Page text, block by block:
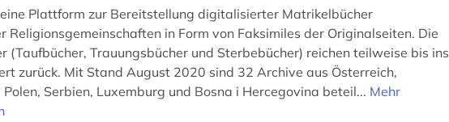
Plattform zur Bereitstellung digitalisierter Matrikelbücher
Religionsgemeinschaften in Form von Faksimiles der Originalseiten. Die
(Taufbücher, Trauungsbücher und Sterbebücher) reichen teilweise bis ins
zurück. Mit Stand August 2020 sind 32 Archive aus Österreich,
Serbien, Luxemburg und Bosna i Hercegovina beteil... Mehr